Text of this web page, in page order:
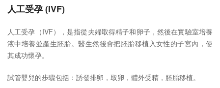
人工受孕 (IVF)
人工受孕（IVF），是指從夫婦取得精子和卵子，然後在實驗室培養
液中培養並產生胚胎。醫生然後會把胚胎移植入女性的子宮內，使
其成功懷孕。
試管嬰兒的步驟包括：誘發排卵，取卵，體外受精，胚胎移植。